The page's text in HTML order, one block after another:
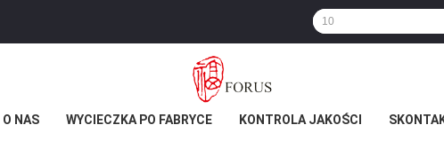
O NAS WYCIECZKA PO FABRYCE KONTROLA JAKOŚCI